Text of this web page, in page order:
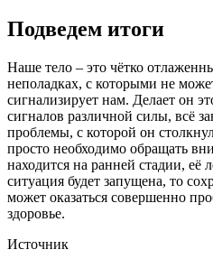
Подведем итоги
Наше тело – это чётко
неполадках, с которыми не
сигнализирует нам. Делает он
сигналов различной силы, всё
проблемы, с которой он
просто необходимо обращать
находится на ранней стадии, её
ситуация будет запущена, то
может оказаться совершенно
здоровье.
Источник